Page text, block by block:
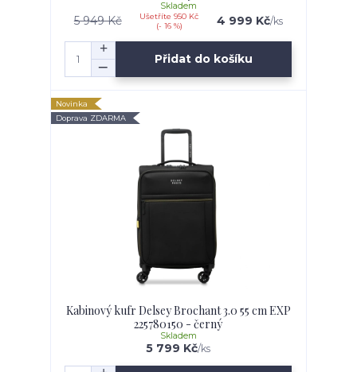
5 949 Kč
Ušetříte 950 Kč
(- 16 %)
4 999 Kč/ks
Skladem
Přidat do košíku
Novinka
Doprava ZDARMA
Kabinový kufr Delsey Brochant 3.0 55 cm EXP
225780150 - černý
5 799 Kč/ks
Skladem